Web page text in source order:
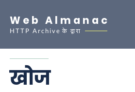
Web Almanac
HTTP Archive के द्वारा
खोज